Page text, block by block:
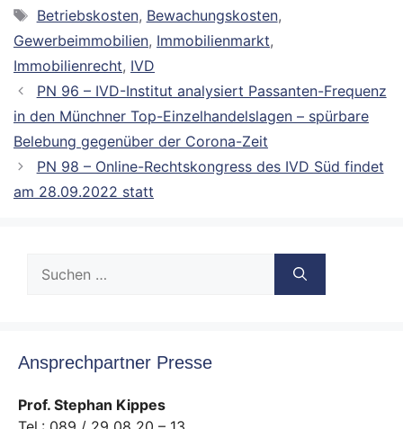
Schlagwörter
Betriebskosten, Bewachungskosten,
Gewerbeimmobilien, Immobilienmarkt,
Immobilienrecht, IVD
PN 96 – IVD-Institut analysiert Passanten-Frequenz
in den Münchner Top-Einzelhandelslagen – spürbare
Belebung gegenüber der Corona-Zeit
PN 98 – Online-Rechtskongress des IVD Süd findet
am 28.09.2022 statt
nach:
Ansprechpartner Presse
Prof. Stephan Kippes